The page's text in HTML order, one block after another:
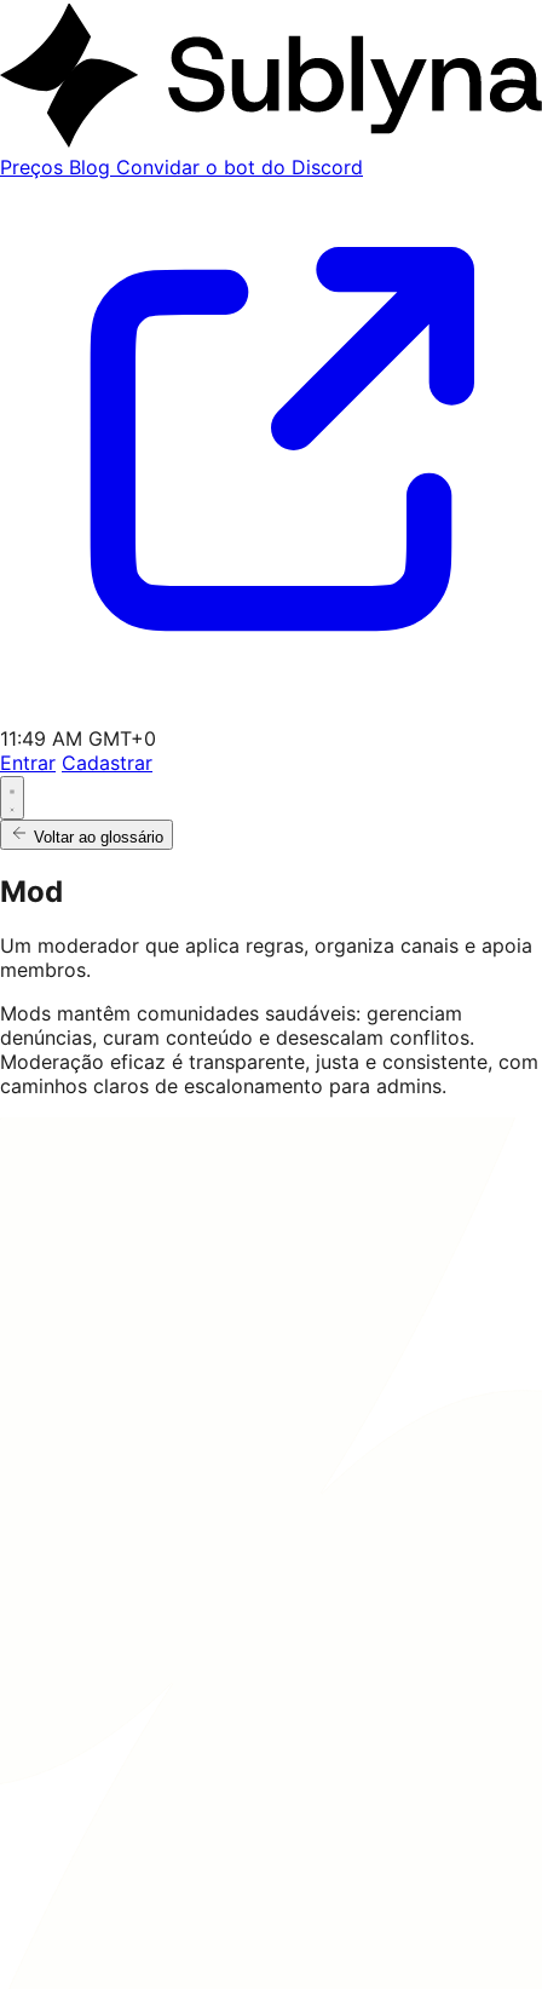
Preços Blog Convidar o bot do Discord
11:49 AM GMT+0
Entrar Cadastrar
Voltar ao glossário
Mod
Um moderador que aplica regras, organiza canais e apoia
membros.
Mods mantêm comunidades saudáveis: gerenciam
denúncias, curam conteúdo e desescalam conflitos.
Moderação eficaz é transparente, justa e consistente, com
caminhos claros de escalonamento para admins.